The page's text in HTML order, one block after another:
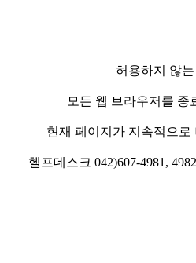
허용하지 않
모든 웹 브라우저를
현재 페이지가 지속적으
헬프데스크 042)607-4981,